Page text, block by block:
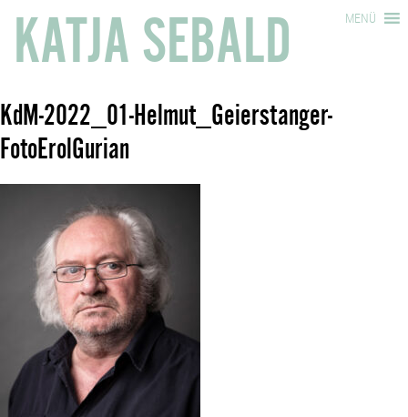
KATJA SEBALD MENÜ
KdM-2022_01-Helmut_Geierstanger-
FotoErolGurian